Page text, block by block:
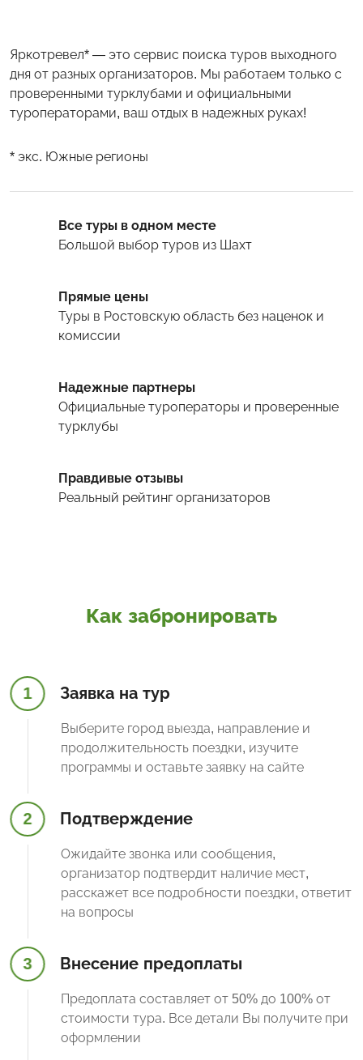
Яркотревел* — это сервис поиска туров выходного
дня от разных организаторов. Мы работаем только с
проверенными турклубами и официальными
туроператорами, ваш отдых в надежных руках!
* экс. Южные регионы
Все туры в одном месте
Большой выбор туров из Шахт
Прямые цены
Туры в Ростовскую область без наценок и
комиссии
Надежные партнеры
Официальные туроператоры и проверенные
турклубы
Правдивые отзывы
Реальный рейтинг организаторов
Как забронировать
1 Заявка на тур
Выберите город выезда, направление и
продолжительность поездки, изучите
программы и оставьте заявку на сайте
2 Подтверждение
Ожидайте звонка или сообщения,
организатор подтвердит наличие мест,
расскажет все подробности поездки, ответит
на вопросы
3 Внесение предоплаты
Предоплата составляет от 50% до 100% от
стоимости тура. Все детали Вы получите при
оформлении